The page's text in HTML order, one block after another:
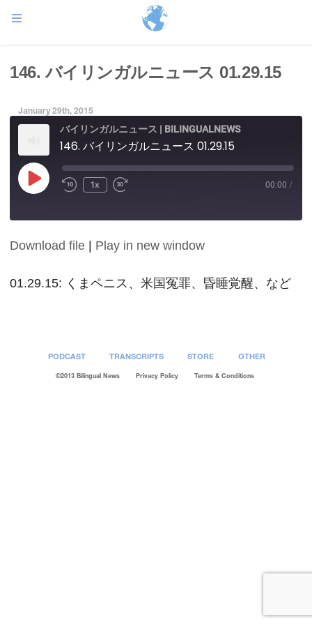
146. バイリンガルニュース 01.29.15
January 29th, 2015
バイリンガルニュース | BILINGUALNEWS
146. バイリンガルニュース 01.29.15
Play
Episode
1x 00:00 /
SHARE
LINK
Download file Play in new window
01.29.15: くまペニス、米国冤罪、昏睡覚醒、など
PODCAST TRANSCRIPTS STORE OTHER
©2013 Bilingual News Privacy Policy Terms & Conditions